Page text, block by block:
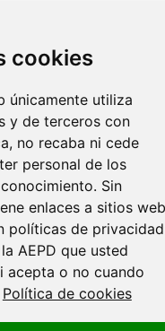
cookies
únicamente utiliza
y de terceros con
no recaba ni cede
personal de los
Sin
enlaces a sitios web
políticas de privacidad
AEPD que usted
acepta o no cuando
Política de cookies